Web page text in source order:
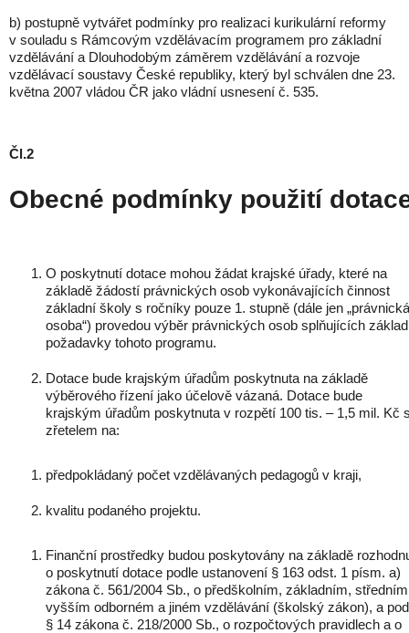
b) postupně vytvářet podmínky pro realizaci kurikulární reformy
v souladu s Rámcovým vzdělávacím programem pro základní
vzdělávání a Dlouhodobým záměrem vzdělávání a rozvoje
vzdělávací soustavy České republiky, který byl schválen dne 23.
května 2007 vládou ČR jako vládní usnesení č. 535.
Čl.2
Obecné podmínky použití
O poskytnutí dotace mohou žádat krajské úřady, které na
základě žádostí právnických osob vykonávajících činnost
základní školy s ročníky pouze 1. stupně (dále jen „právnická
osoba“) provedou výběr právnických osob splňujících
požadavky tohoto programu.
Dotace bude krajským úřadům poskytnuta na základě
výběrového řízení jako účelově vázaná. Dotace bude
krajským úřadům poskytnuta v rozpětí 100 tis. – 1,5 mil. Kč
zřetelem na:
předpokládaný počet vzdělávaných pedagogů v kraji,
kvalitu podaného projektu.
Finanční prostředky budou poskytovány na základě
o poskytnutí dotace podle ustanovení § 163 odst. 1 písm. a)
zákona č. 561/2004 Sb., o předškolním, základním,
vyšším odborném a jiném vzdělávání (školský zákon), a
§ 14 zákona č. 218/2000 Sb., o rozpočtových pravidlech a o